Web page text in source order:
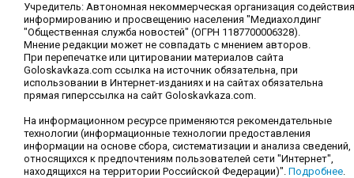
Учредитель: Автономная некоммерческая организация содействия
информированию и просвещению населения "Медиахолдинг
"Общественная служба новостей" (ОГРН 1187700006328).
Мнение редакции может не совпадать с мнением авторов.
При перепечатке или цитировании материалов сайта
Goloskavkaza.com ссылка на источник обязательна, при
использовании в Интернет-изданиях и на сайтах обязательна
прямая гиперссылка на сайт Goloskavkaza.com.
На информационном ресурсе применяются рекомендательные
технологии (информационные технологии предоставления
информации на основе сбора, систематизации и анализа сведений,
относящихся к предпочтениям пользователей сети "Интернет",
находящихся на территории Российской Федерации)". Подробнее.